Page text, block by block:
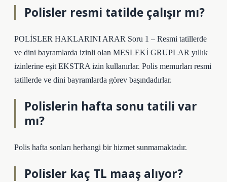
Polisler resmi tatilde çalışır mı?
POLİSLER HAKLARINI ARAR Soru 1 – Resmi tatillerde
ve dini bayramlarda izinli olan MESLEKİ GRUPLAR yıllık
izinlerine eşit EKSTRA izin kullanırlar. Polis memurları resmi
tatillerde ve dini bayramlarda görev başındadırlar.
Polislerin hafta sonu tatili var
mı?
Polis hafta sonları herhangi bir hizmet sunmamaktadır.
Polisler kaç TL maaş alıyor?